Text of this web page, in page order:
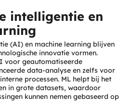
intelligentie en
(AI) en machine learning blijven
innovatie vormen.
voor geautomatiseerde
data-analyse en zelfs voor
processen. ML helpt bij het
in grote datasets, waardoor
kunnen nemen gebaseerd op